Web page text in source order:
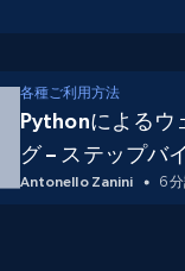
各種ご利用方法
Pythonによるウ
グ – ステップバ
Antonello Zanini 6